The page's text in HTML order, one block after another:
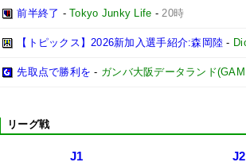
前半終了 -Tokyo Junky Life -20時
【トピックス】2026新加入選手紹介:森岡陸 -
先取点で勝利を - ガンバ大阪データランド
リーグ戦
J1
J2